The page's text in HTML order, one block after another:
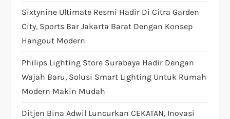
i
o
n
Sixtynine Ultimate Resmi Hadir Di Citra Garden
City, Sports Bar Jakarta Barat Dengan Konsep
Hangout Modern
Philips Lighting Store Surabaya Hadir Dengan
Wajah Baru, Solusi Smart Lighting Untuk Rumah
Modern Makin Mudah
Ditjen Bina Adwil Luncurkan CEKATAN, Inovasi